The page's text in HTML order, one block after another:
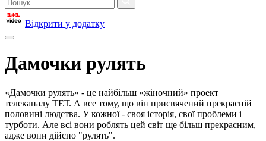
Відкрити у додатку
Дамочки рулять
«Дамочки рулять» - це найбільш «жіночний» проект
телеканалу ТЕТ. А все тому, що він присвячений прекрасній
половині людства. У кожної - своя історія, свої проблеми і
турботи. Але всі вони роблять цей світ ще більш прекрасним,
адже вони дійсно "рулять".